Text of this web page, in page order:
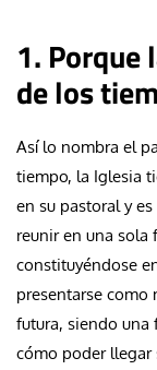
1. Porque
de los
Así lo nombra el
tiempo, la Iglesia
en su pastoral y
reunir en una sola
constituyéndose
presentarse como
futura, siendo una
cómo poder llegar